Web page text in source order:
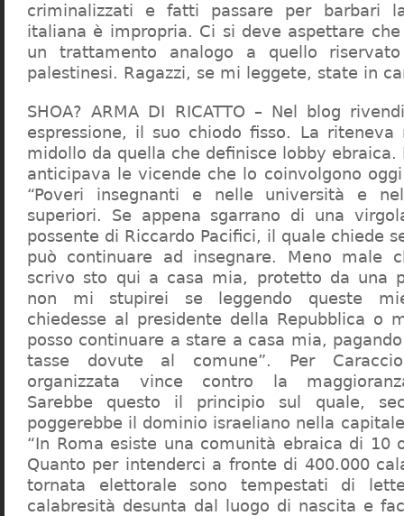
criminalizzati e fatti passare per barbari
italiana è impropria. Ci si deve aspettare
un trattamento analogo a quello
palestinesi. Ragazzi, se mi leggete, state in
SHOA? ARMA DI RICATTO – Nel blog
espressione, il suo chiodo fisso. La
midollo da quella che definisce lobby ebraica.
anticipava le vicende che lo coinvolgono
“Poveri insegnanti e nelle università e
superiori. Se appena sgarrano di una
possente di Riccardo Pacifici, il quale chiede
può continuare ad insegnare. Meno male
scrivo sto qui a casa mia, protetto da una
non mi stupirei se leggendo queste
chiedesse al presidente della Repubblica o
posso continuare a stare a casa mia,
tasse dovute al comune”. Per
organizzata vince contro la
Sarebbe questo il principio sul quale,
poggerebbe il dominio israeliano nella
“In Roma esiste una comunità ebraica di 10
Quanto per intenderci a fronte di 400.000
tornata elettorale sono tempestati di
calabresità desunta dal luogo di nascita e